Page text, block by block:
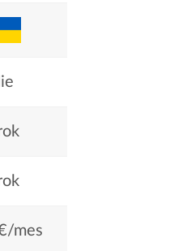
mes